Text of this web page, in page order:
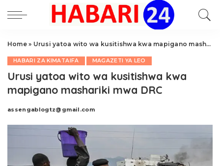
Home» Urusi yatoa wito wa kusitishwa kwa mapigano mashariki mwa DRC
HABARI ZA KIMATAIFA MAGAZETI YA LEO
Urusi yatoa wito wa kusitishwa kwa
mapigano mashariki mwa DRC
Posted
assengablogtz@gmail.com